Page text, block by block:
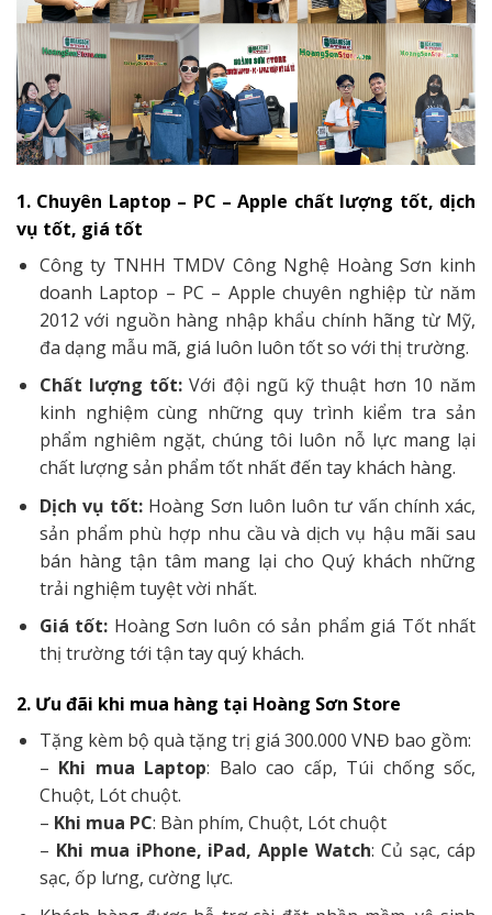
1. Chuyên Laptop – PC – Apple chất lượng tốt, dịch
vụ tốt, giá tốt
Công ty TNHH TMDV Công Nghệ Hoàng Sơn kinh
doanh Laptop – PC – Apple chuyên nghiệp từ năm
2012 với nguồn hàng nhập khẩu chính hãng từ Mỹ,
đa dạng mẫu mã, giá luôn luôn tốt so với thị trường.
Chất lượng tốt: Với đội ngũ kỹ thuật hơn 10 năm
kinh nghiệm cùng những quy trình kiểm tra sản
phẩm nghiêm ngặt, chúng tôi luôn nỗ lực mang lại
chất lượng sản phẩm tốt nhất đến tay khách hàng.
Dịch vụ tốt: Hoàng Sơn luôn luôn tư vấn chính xác,
sản phẩm phù hợp nhu cầu và dịch vụ hậu mãi sau
bán hàng tận tâm mang lại cho Quý khách những
trải nghiệm tuyệt vời nhất.
Giá tốt: Hoàng Sơn luôn có sản phẩm giá Tốt nhất
thị trường tới tận tay quý khách.
2. Ưu đãi khi mua hàng tại Hoàng Sơn Store
Tặng kèm bộ quà tặng trị giá 300.000 VNĐ bao gồm:
– Khi mua Laptop: Balo cao cấp, Túi chống sốc,
Chuột, Lót chuột.
– Khi mua PC: Bàn phím, Chuột, Lót chuột
– Khi mua iPhone, iPad, Apple Watch: Củ sạc, cáp
sạc, ốp lưng, cường lực.